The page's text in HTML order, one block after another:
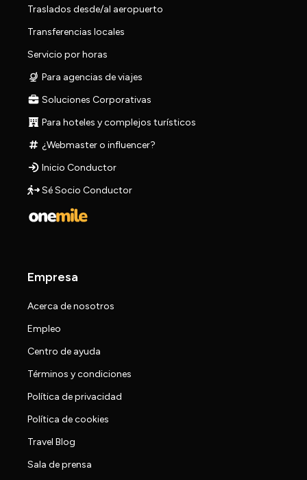
Traslados desde/al aeropuerto
Transferencias locales
Servicio por horas
Para agencias de viajes
Soluciones Corporativas
Para hoteles y complejos turísticos
¿Webmaster o influencer?
Inicio Conductor
Sé Socio Conductor
Empresa
Acerca de nosotros
Empleo
Centro de ayuda
Términos y condiciones
Política de privacidad
Política de cookies
Travel Blog
Sala de prensa